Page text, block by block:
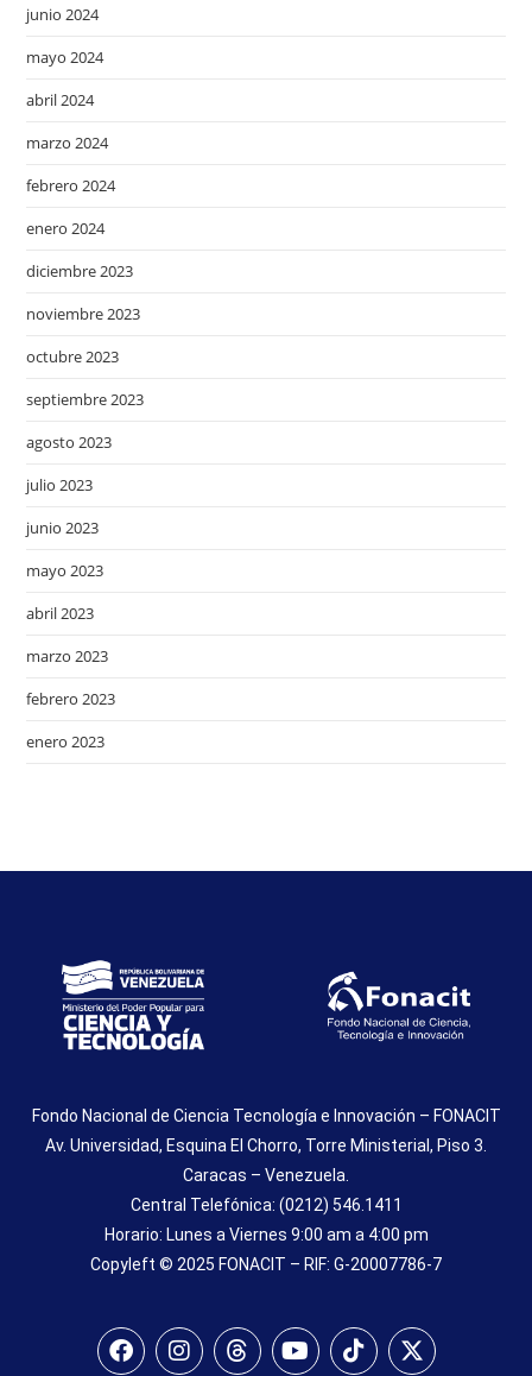
junio 2024
mayo 2024
abril 2024
marzo 2024
febrero 2024
enero 2024
diciembre 2023
noviembre 2023
octubre 2023
septiembre 2023
agosto 2023
julio 2023
junio 2023
mayo 2023
abril 2023
marzo 2023
febrero 2023
enero 2023
Fondo Nacional de Ciencia Tecnología e Innovación – FONACIT
Av. Universidad, Esquina El Chorro, Torre Ministerial, Piso 3.
Caracas – Venezuela.
Central Telefónica: (0212) 546.1411
Horario: Lunes a Viernes 9:00 am a 4:00 pm
Copyleft © 2025 FONACIT – RIF: G-20007786-7